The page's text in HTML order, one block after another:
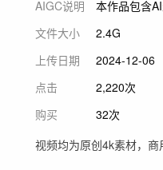
AIGC说明
本作品包含
文件大小
2.4G
上传日期
2024-12-06
点击
2,220次
购买
32次
视频均为原创4k素材，商